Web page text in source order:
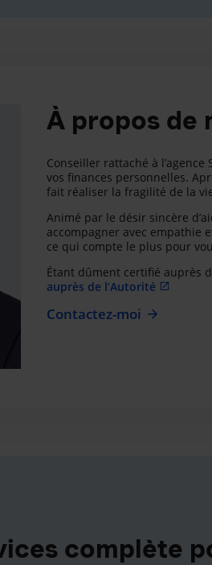
À propos de
Conseiller rattaché à
vos finances personnelles.
fait réaliser la fragilité de la
Animé par le désir sincère
accompagner avec empathie
ce qui compte le plus pour
Étant dûment certifié auprès
auprès de l’Autorité
Contactez-moi
complète